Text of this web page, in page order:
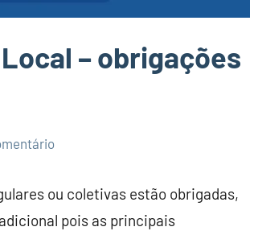
– obrigações
ou coletivas estão obrigadas,
pois as principais